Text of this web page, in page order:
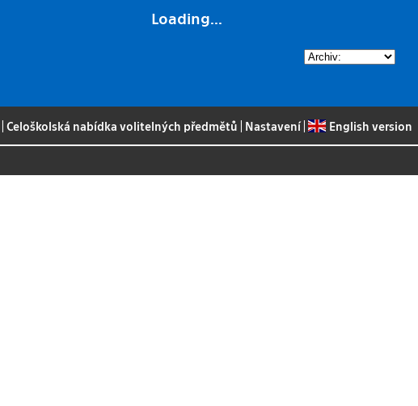
Loading...
|Celoškolská nabídka volitelných předmětů Nastavení| English version